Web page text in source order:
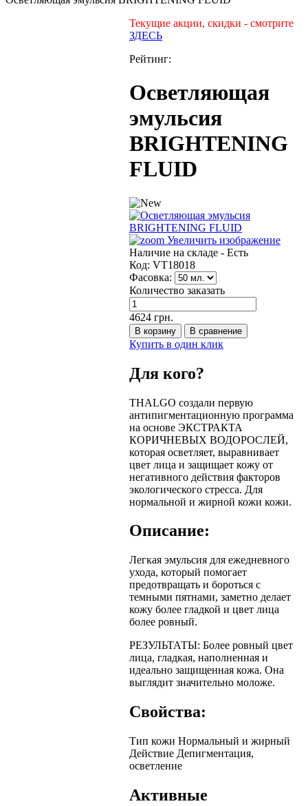
Текущие акции, скидки - смотрите
ЗДЕСЬ
Рейтинг:
Осветляющая
эмульсия
BRIGHTENING
FLUID
Увеличить изображение
Наличие на складе - Есть
Код: VT18018
Фасовка:
Количество заказать
4624 грн.
Купить в один клик
Для кого?
THALGO создали первую
антипигментационную программа
на основе ЭКСТРАКТА
КОРИЧНЕВЫХ ВОДОРОСЛЕЙ,
которая осветляет, выравнивает
цвет лица и защищает кожу от
негативного действия факторов
экологического стресса. Для
нормальной и жирной кожи кожи.
Описание:
Легкая эмульсия для ежедневного
ухода, который помогает
предотвращать и бороться с
темными пятнами, заметно делает
кожу более гладкой и цвет лица
более ровный.
РЕЗУЛЬТАТЫ: Более ровный цвет
лица, гладкая, наполненная и
идеально защищенная кожа. Она
выглядит значительно моложе.
Свойства:
Тип кожи Нормальный и жирный
Действие Депигментация,
осветление
Активные